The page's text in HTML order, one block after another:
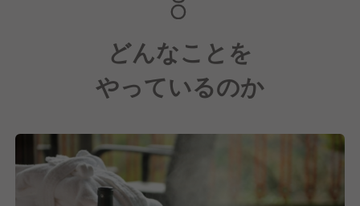
どんなことを
やっているのか